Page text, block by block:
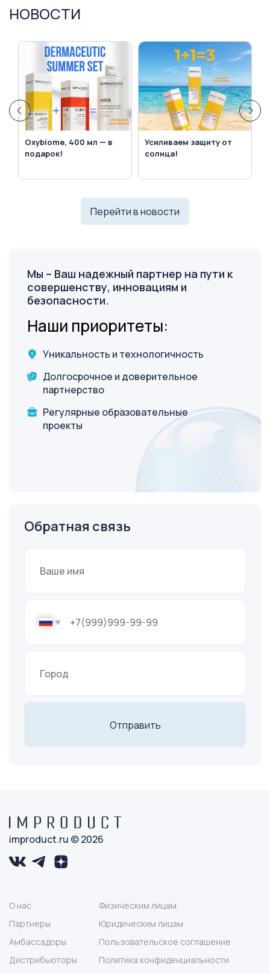
НОВОСТИ
Усиливаем защиту от
солнца!
Визит на производство
DERMACEUTIC в Ницц...
Перейти в новости
Мы – Ваш надежный партнер на пути к
совершенству, инновациям и
безопасности.
Наши приоритеты:
Уникальность и технологичность
Долгосрочное и доверительное
партнерство
Регулярные образовательные
проекты
Обратная связь
Отправить
improduct.ru © 2026
О нас
Партнеры
Амбассадоры
Дистрибьюторы
Физическим лицам
Юридическим лицам
Пользовательское соглашение
Политика конфиденциальности